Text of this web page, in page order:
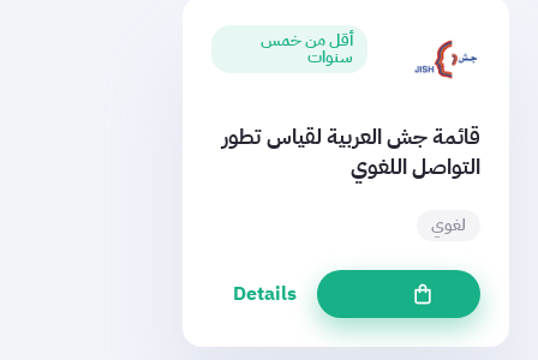
أقل من خمس
سنوات
قائمة جش العربية لقياس تطور
التواصل اللغوي
لغوي
Details